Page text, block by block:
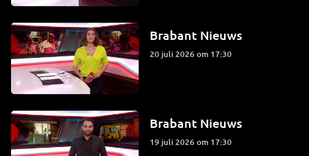
Brabant Nieuws
20 juli 2026 om 17:30
Brabant Nieuws
19 juli 2026 om 17:30